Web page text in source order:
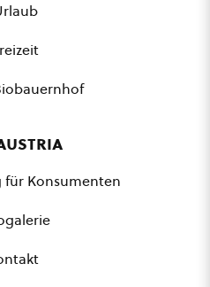
für Konsumenten